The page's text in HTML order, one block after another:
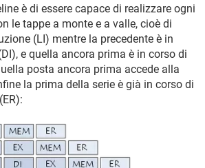
è di essere capace di realizzare ogni
le tappe a monte e a valle, cioè di
(LI) mentre la precedente è in
e quella ancora prima è in corso di
posta ancora prima accede alla
la prima della serie è già in corso di